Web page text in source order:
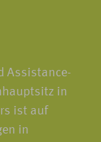
Assistance-
in
ist auf
in